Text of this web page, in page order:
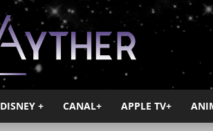
Ayther
DISNEY + CANAL+ APPLE TV+